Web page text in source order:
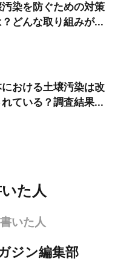
染を防ぐための対策
？どんな取り組みが...
における土壌汚染は改
ている？調査結果...
た人
いた人
ジン編集部